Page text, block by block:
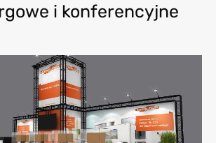
i konferencyjne